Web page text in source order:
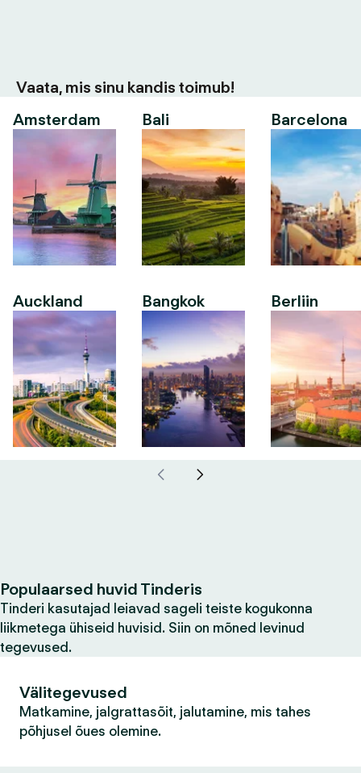
Vaata, mis sinu kandis toimub!
Amsterdam
Auckland
Bali
Bangkok
Barcelona
Berliin
Populaarsed huvid Tinderis
Tinderi kasutajad leiavad sageli teiste kogukonna
liikmetega ühiseid huvisid. Siin on mõned levinud
tegevused.
Välitegevused
Matkamine, jalgrattasõit, jalutamine, mis tahes
põhjusel õues olemine.